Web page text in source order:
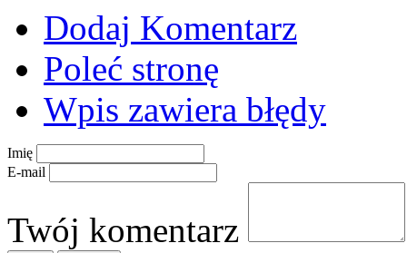
Dodaj Komentarz
Poleć stronę
Wpis zawiera błędy
Imię
E-mail
Twój komentarz